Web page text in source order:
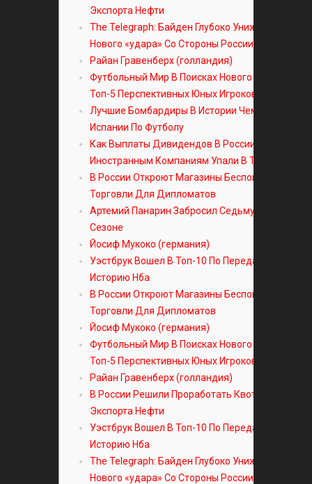
Экспорта Нефти
The Telegraph: Байден Глубоко Унижен Из-за
Нового «удара» Со Стороны России
Райан Гравенберх (голландия)
Футбольный Мир В Поисках Нового Мессии:
Топ-5 Перспективных Юных Игроков 03062023
Лучшие Бомбардиры В Истории Чемпионата
Испании По Футболу
Как Выплаты Дивидендов В России
Иностранным Компаниям Упали В Три Раза
В России Откроют Магазины Беспошлинной
Торговли Для Дипломатов
Артемий Панарин Забросил Седьмую Шайбу В
Сезоне
Йосиф Мукоко (германия)
Уэстбрук Вошел В Топ-10 По Передачам За Всю
Историю Нба
В России Откроют Магазины Беспошлинной
Торговли Для Дипломатов
Йосиф Мукоко (германия)
Футбольный Мир В Поисках Нового Мессии:
Топ-5 Перспективных Юных Игроков 03062023
Райан Гравенберх (голландия)
В России Решили Проработать Квотирование
Экспорта Нефти
Уэстбрук Вошел В Топ-10 По Передачам За Всю
Историю Нба
The Telegraph: Байден Глубоко Унижен Из-за
Нового «удара» Со Стороны России